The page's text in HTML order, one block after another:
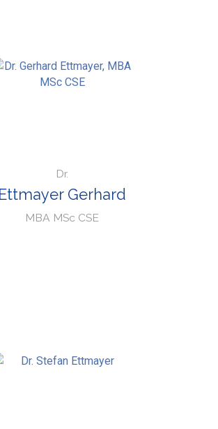
Dr.
Ettmayer Gerhard
MBA MSc CSE